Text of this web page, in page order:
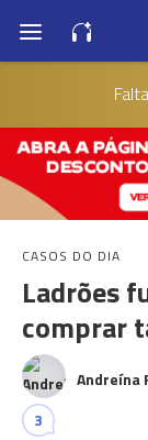
CASOS DO DIA
Ladrões
comprar
Andreína
3